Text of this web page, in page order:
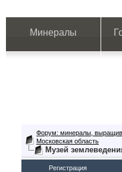
Минералы
Форум: минералы,
Московская область
Музей
Регистрация